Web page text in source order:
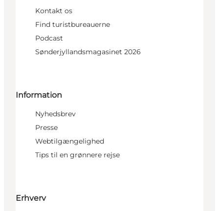
Kontakt os
Find turistbureauerne
Podcast
Sønderjyllandsmagasinet 2026
Information
Nyhedsbrev
Presse
Webtilgængelighed
Tips til en grønnere rejse
Erhverv